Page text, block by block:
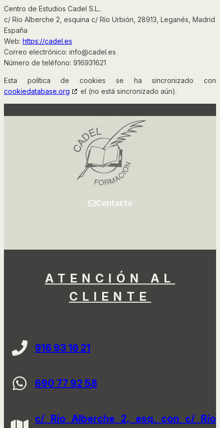
Centro de Estudios Cadel S.L..
c/ Río Alberche 2, esquina c/ Río Urbión, 28913, Leganés, Madrid
España
Web: https://cadel.es
Correo electrónico: info@cadel.es
Número de teléfono: 916931621
Esta política de cookies se ha sincronizado con
cookiedatabase.org
el (no está sincronizado aún).
Contacto
ATENCIÓN AL
CLIENTE
916 93 16 21
690 77 92 58
c/ Río Alberche 2, esq. con c/ Río